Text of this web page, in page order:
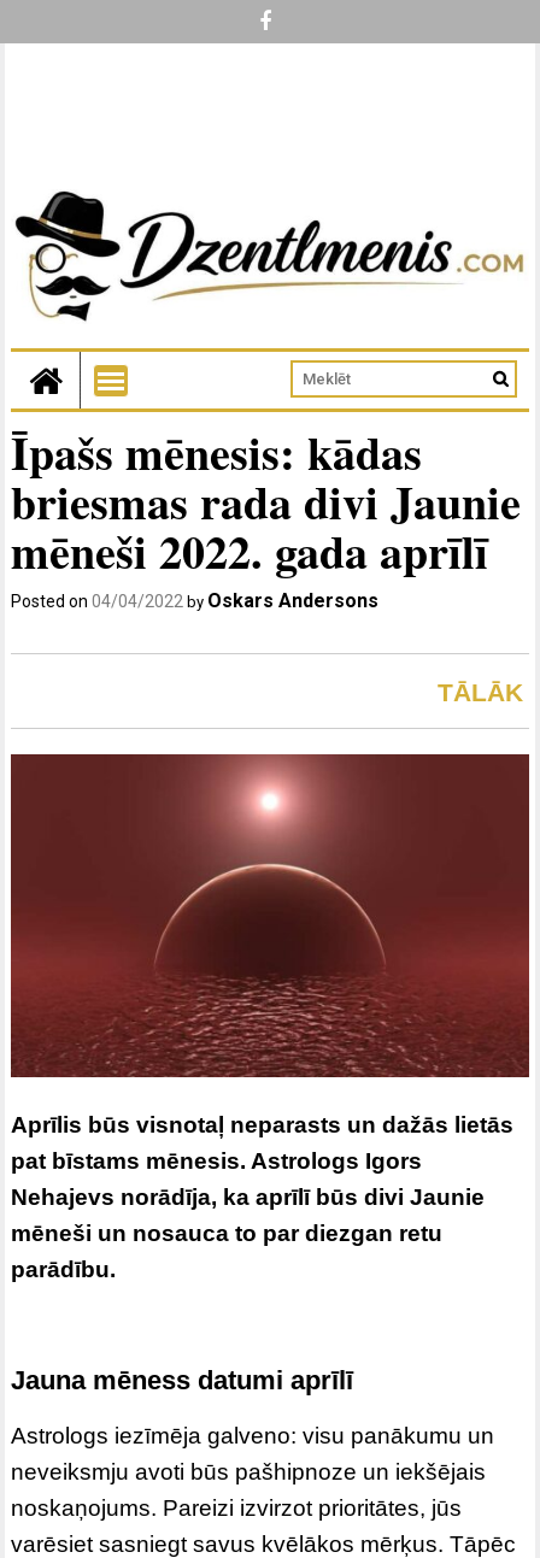
Īpašs mēnesis: kādas
briesmas rada divi Jaunie
mēneši 2022. gada aprīlī
Posted on04/04/2022 by Oskars Andersons
TĀLĀK
Aprīlis būs visnotaļ neparasts un dažās lietās
pat bīstams mēnesis. Astrologs Igors
Nehajevs norādīja, ka aprīlī būs divi Jaunie
mēneši un nosauca to par diezgan retu
parādību.
Jauna mēness datumi aprīlī
Astrologs iezīmēja galveno: visu panākumu un
neveiksmju avoti būs pašhipnoze un iekšējais
noskaņojums. Pareizi izvirzot prioritātes, jūs
varēsiet sasniegt savus kvēlākos mērķus. Tāpēc